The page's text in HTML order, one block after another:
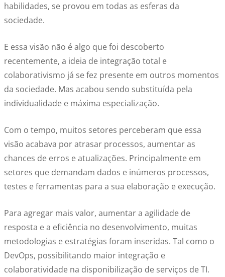
habilidades, se provou em todas as esferas da
sociedade.
E essa visão não é algo que foi descoberto
recentemente, a ideia de integração total e
colaborativismo já se fez presente em outros momentos
da sociedade. Mas acabou sendo substituída pela
individualidade e máxima especialização.
Com o tempo, muitos setores perceberam que essa
visão acabava por atrasar processos, aumentar as
chances de erros e atualizações. Principalmente em
setores que demandam dados e inúmeros processos,
testes e ferramentas para a sua elaboração e execução.
Para agregar mais valor, aumentar a agilidade de
resposta e a eficiência no desenvolvimento, muitas
metodologias e estratégias foram inseridas. Tal como o
DevOps, possibilitando maior integração e
colaboratividade na disponibilização de serviços de TI.